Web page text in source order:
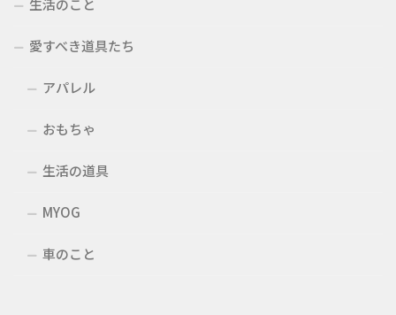
生活のこと
愛すべき道具たち
アパレル
おもちゃ
生活の道具
MYOG
車のこと